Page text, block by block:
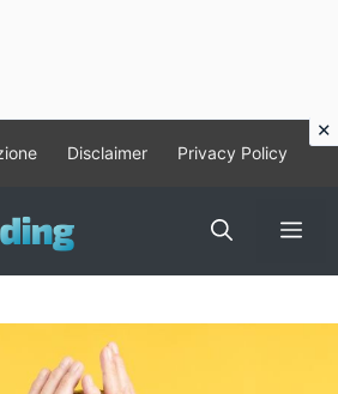
Disclaimer Privacy Policy